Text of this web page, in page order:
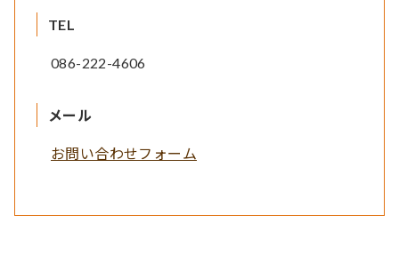
TEL
086-222-4606
メール
お問い合わせフォーム